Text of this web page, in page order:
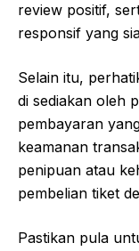
review positif,
responsif yang
Selain itu,
di sediakan oleh
pembayaran
keamanan
penipuan atau
pembelian tiket
Pastikan pula